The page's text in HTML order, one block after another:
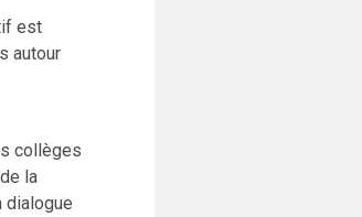
est
autour
collèges
la
dialogue